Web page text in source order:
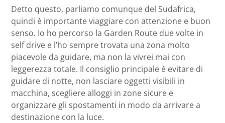
Detto questo, parliamo comunque del Sudafrica,
quindi è importante viaggiare con attenzione e buon
senso. Io ho percorso la Garden Route due volte in
self drive e l’ho sempre trovata una zona molto
piacevole da guidare, ma non la vivrei mai con
leggerezza totale. Il consiglio principale è evitare di
guidare di notte, non lasciare oggetti visibili in
macchina, scegliere alloggi in zone sicure e
organizzare gli spostamenti in modo da arrivare a
destinazione con la luce.